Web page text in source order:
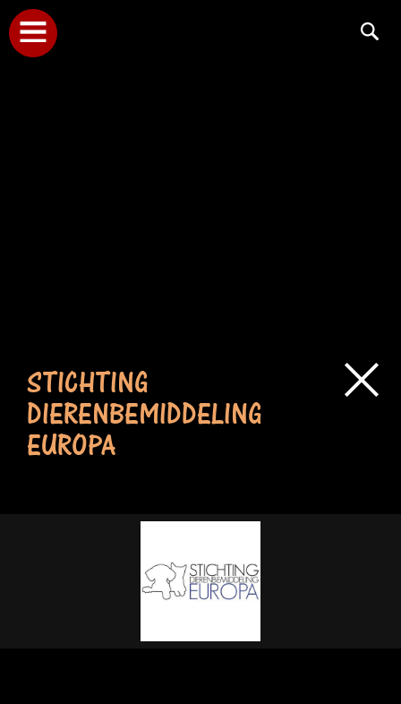
STICHTING
DIERENBEMIDDELING
EUROPA